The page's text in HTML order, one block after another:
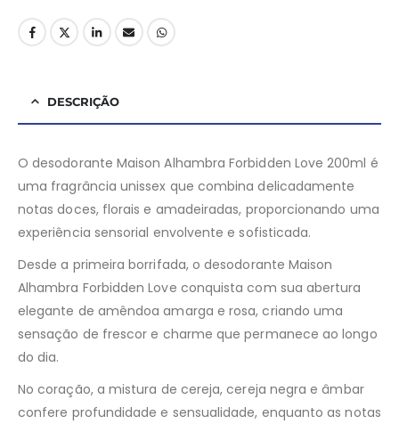
DESCRIÇÃO
O desodorante Maison Alhambra Forbidden Love 200ml é
uma fragrância unissex que combina delicadamente
notas doces, florais e amadeiradas, proporcionando uma
experiência sensorial envolvente e sofisticada.
Desde a primeira borrifada, o desodorante Maison
Alhambra Forbidden Love conquista com sua abertura
elegante de amêndoa amarga e rosa, criando uma
sensação de frescor e charme que permanece ao longo
do dia.
No coração, a mistura de cereja, cereja negra e âmbar
confere profundidade e sensualidade, enquanto as notas